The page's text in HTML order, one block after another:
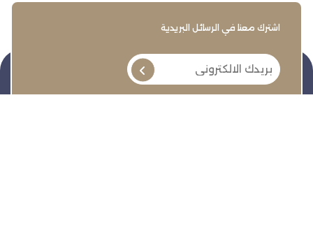
اشترك معنا في الرسائل البريدية